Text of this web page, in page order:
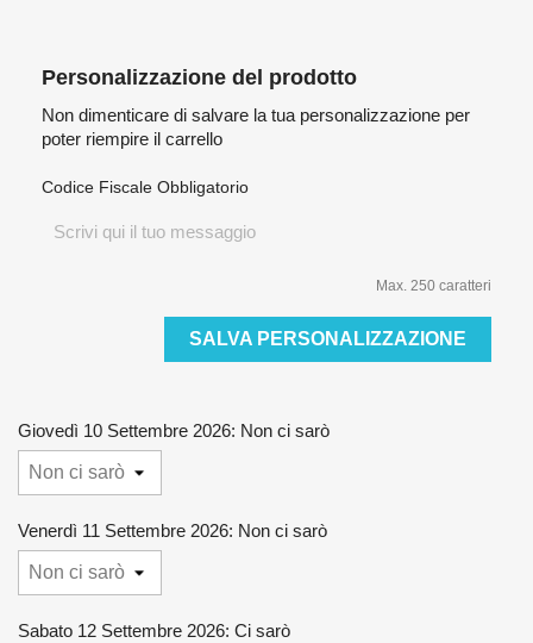
Personalizzazione del prodotto
Non dimenticare di salvare la tua personalizzazione per
poter riempire il carrello
Codice Fiscale Obbligatorio
Max. 250 caratteri
SALVA PERSONALIZZAZIONE
Giovedì 10 Settembre 2026: Non ci sarò
Venerdì 11 Settembre 2026: Non ci sarò
Sabato 12 Settembre 2026: Ci sarò